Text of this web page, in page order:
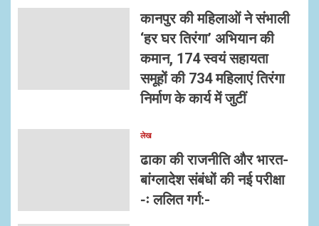
कानपुर की महिलाओं ने संभाली
‘हर घर तिरंगा’ अभियान की
कमान, 174 स्वयं सहायता
समूहों की 734 महिलाएं तिरंगा
निर्माण के कार्य में जुटीं
लेख
ढाका की राजनीति और भारत-
बांग्लादेश संबंधों की नई परीक्षा
-ः ललित गर्ग:-